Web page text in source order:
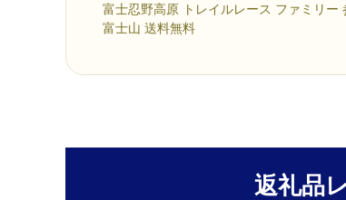
富士忍野高原 トレイルレース ファミリ
富士山 送料無料
返礼品